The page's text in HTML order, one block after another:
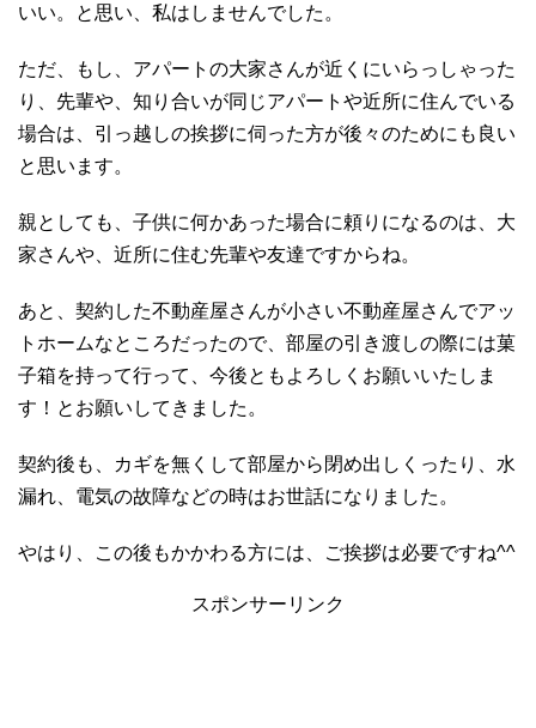
いい。と思い、私はしませんでした。
ただ、もし、アパートの大家さんが近くにいらっしゃった
り、先輩や、知り合いが同じアパートや近所に住んでいる
場合は、引っ越しの挨拶に伺った方が後々のためにも良い
と思います。
親としても、子供に何かあった場合に頼りになるのは、大
家さんや、近所に住む先輩や友達ですからね。
あと、契約した不動産屋さんが小さい不動産屋さんでアッ
トホームなところだったので、部屋の引き渡しの際には菓
子箱を持って行って、今後ともよろしくお願いいたしま
す！とお願いしてきました。
契約後も、カギを無くして部屋から閉め出しくったり、水
漏れ、電気の故障などの時はお世話になりました。
やはり、この後もかかわる方には、ご挨拶は必要ですね^^
スポンサーリンク